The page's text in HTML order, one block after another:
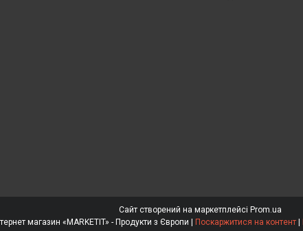
Сайт створений на маркетплейсі Prom.ua
Поскаржитися на контент